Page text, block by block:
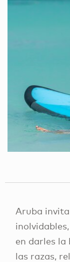
Aruba
en darles la
las razas,